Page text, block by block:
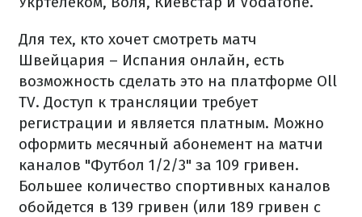
Для тех, кто хочет смотреть матч
Швейцария – Испания онлайн, есть
возможность сделать это на платформе Oll
TV. Доступ к трансляции требует
регистрации и является платным. Можно
оформить месячный абонемент на матчи
каналов "Футбол 1/2/3" за 109 гривен.
Большее количество спортивных каналов
обойдется в 139 гривен (или 189 гривен с